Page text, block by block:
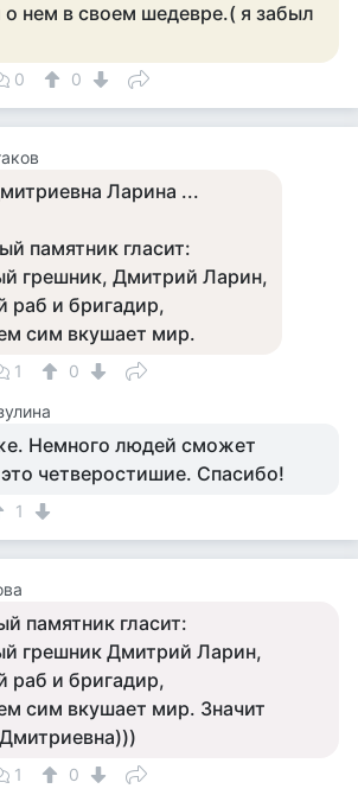
о нем в своем шедевре.( я забыл
0 0
Ларина ...
памятник гласит:
грешник, Дмитрий Ларин,
раб и бригадир,
сим вкушает мир.
1
0
Немного людей сможет
четверостишие. Спасибо!
1
памятник гласит:
грешник Дмитрий Ларин,
раб и бригадир,
сим вкушает мир. Значит
1
0